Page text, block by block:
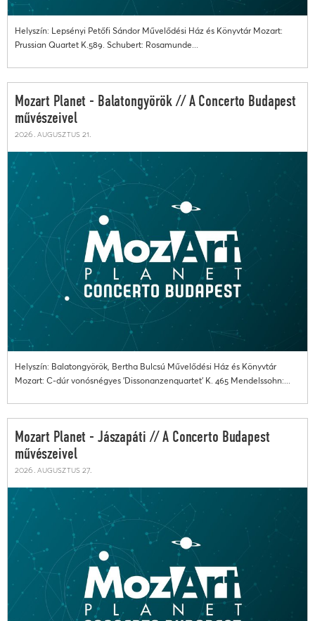
Helyszín: Lepsényi Petőfi Sándor Művelődési Ház és Könyvtár Mozart:
Prussian Quartet K.589. Schubert: Rosamunde...
Mozart Planet - Balatongyörök // A Concerto Budapest
művészeivel
2026. augusztus 21.
Helyszín: Balatongyörök, Bertha Bulcsú Művelődési Ház és Könyvtár
Mozart: C-dúr vonósnégyes 'Dissonanzenquartet' K. 465 Mendelssohn:...
Mozart Planet - Jászapáti // A Concerto Budapest
művészeivel
2026. augusztus 27.